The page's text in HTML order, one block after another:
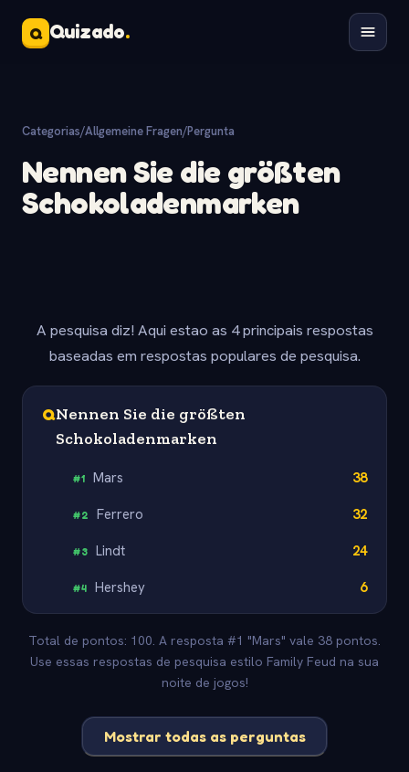
Q Quizado.
Categorias/Allgemeine Fragen/Pergunta
Nennen Sie die größten
Schokoladenmarken
A pesquisa diz! Aqui estao as 4 principais respostas
baseadas em respostas populares de pesquisa.
QNennen Sie die größten
Schokoladenmarken
#1 Mars 38
#2 Ferrero 32
#3 Lindt 24
#4 Hershey 6
Total de pontos: 100. A resposta #1 "Mars" vale 38 pontos.
Use essas respostas de pesquisa estilo Family Feud na sua
noite de jogos!
Mostrar todas as perguntas